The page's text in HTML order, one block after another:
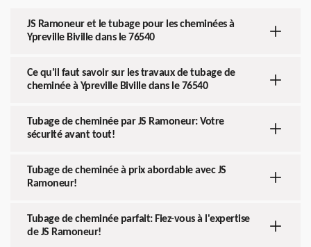
JS Ramoneur et le tubage pour les cheminées à
Ypreville Biville dans le 76540
Ce qu'il faut savoir sur les travaux de tubage de
cheminée à Ypreville Biville dans le 76540
Tubage de cheminée par JS Ramoneur: Votre
sécurité avant tout!
Tubage de cheminée à prix abordable avec JS
Ramoneur!
Tubage de cheminée parfait: Fiez-vous à l'expertise
de JS Ramoneur!